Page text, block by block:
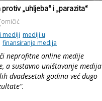
„uhljeba“ i „parazita“
mediji mediji u
finansiranje medija
neprofitne online medije
a sustavno uništavanje medija
dvadesetak godina već dugo